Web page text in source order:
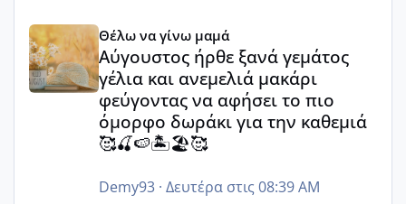
Αύγουστος ήρθε ξανά γεμάτος γέλια και ανεμελιά
Θέλω να γίνω μαμά
Αύγουστος ήρθε ξανά γεμάτος
γέλια και ανεμελιά μακάρι
φεύγοντας να αφήσει το πιο
όμορφο δωράκι για την καθεμιά
🥰🍒🍉🏝️🏖️🥰
Demy93· Δευτέρα στις 08:39 AM